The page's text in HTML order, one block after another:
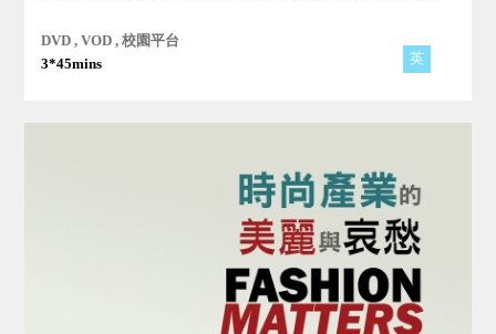
DVD , VOD , 校園平台
3*45mins
英